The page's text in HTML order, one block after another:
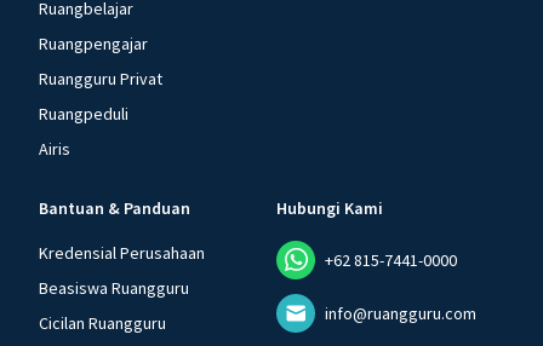
Ruangbelajar
Ruangpengajar
Ruangguru Privat
Ruangpeduli
Airis
Bantuan & Panduan
Kredensial Perusahaan
Beasiswa Ruangguru
Cicilan Ruangguru
Hubungi Kami
+62 815-7441-0000
info@ruangguru.com